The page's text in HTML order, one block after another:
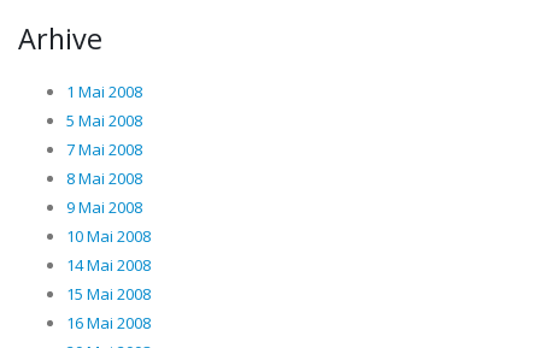
Arhive
1 Mai 2008
5 Mai 2008
7 Mai 2008
8 Mai 2008
9 Mai 2008
10 Mai 2008
14 Mai 2008
15 Mai 2008
16 Mai 2008